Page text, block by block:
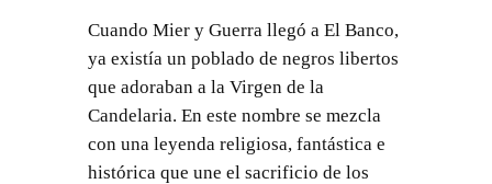
Cuando Mier y Guerra llegó a El Banco,
ya existía un poblado de negros libertos
que adoraban a la Virgen de la
Candelaria. En este nombre se mezcla
con una leyenda religiosa, fantástica e
histórica que une el sacrificio de los